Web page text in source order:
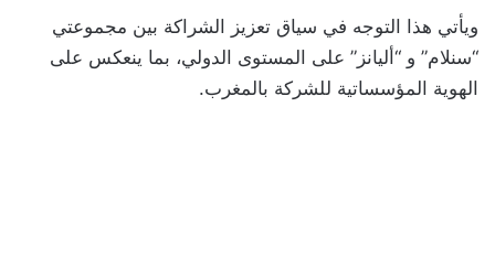
ويأتي هذا التوجه في سياق تعزيز الشراكة بين مجموعتي
“سنلام” و “أليانز” على المستوى الدولي، بما ينعكس على
الهوية المؤسساتية للشركة بالمغرب.